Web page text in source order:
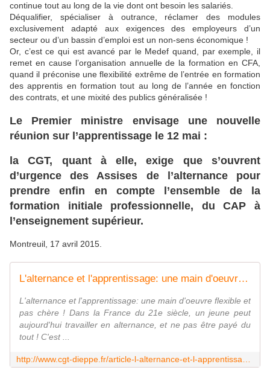
continue tout au long de la vie dont ont besoin les salariés.
Déqualifier, spécialiser à outrance, réclamer des modules
exclusivement adapté aux exigences des employeurs d’un
secteur ou d’un bassin d’emploi est un non-sens économique !
Or, c’est ce qui est avancé par le Medef quand, par exemple, il
remet en cause l’organisation annuelle de la formation en CFA,
quand il préconise une flexibilité extrême de l’entrée en formation
des apprentis en formation tout au long de l’année en fonction
des contrats, et une mixité des publics généralisée !
Le Premier ministre envisage une nouvelle
réunion sur l’apprentissage le 12 mai :
la CGT, quant à elle, exige que s’ouvrent
d’urgence des Assises de l’alternance pour
prendre enfin en compte l’ensemble de la
formation initiale professionnelle, du CAP à
l’enseignement supérieur.
Montreuil, 17 avril 2015.
L'alternance et l'apprentissage: une main d'oeuvre flexible et pas chère !
L'alternance et l'apprentissage: une main d'oeuvre flexible et
pas chère ! Dans la France du 21e siècle, un jeune peut
aujourd'hui travailler en alternance, et ne pas être payé du
tout ! C'est ...
http://www.cgt-dieppe.fr/article-l-alternance-et-l-apprentissage-une-main-d-oeuvre-flexible-et-pas-chere-123413149.html